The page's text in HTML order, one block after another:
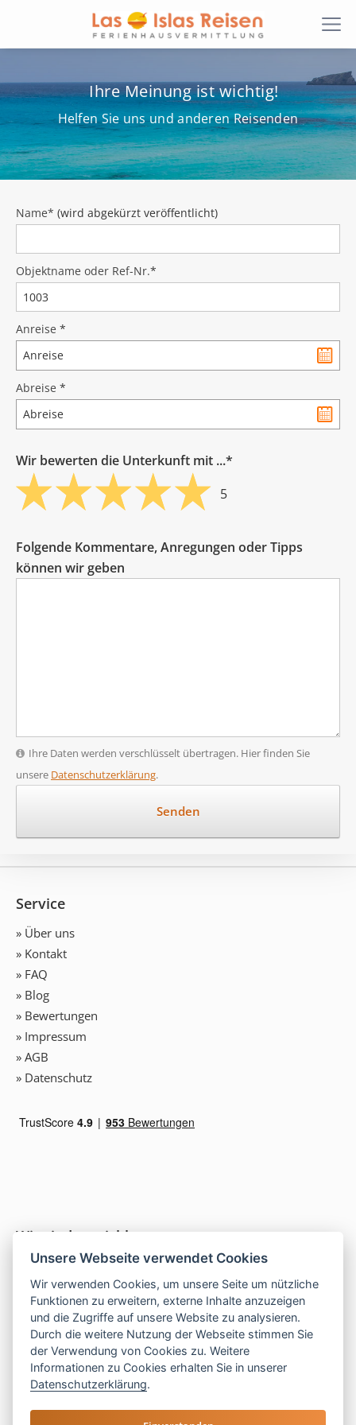
Ihre Meinung ist wichtig!
Helfen Sie uns und anderen Reisenden
Name* (wird abgekürzt veröffentlicht)
Objektname oder Ref-Nr.*
Anreise *
Abreise *
Wir bewerten die Unterkunft mit ...*
5
Folgende Kommentare, Anregungen oder Tipps
können wir geben
Ihre Daten werden verschlüsselt übertragen. Hier finden Sie
unsere Datenschutzerklärung.
Service
» Über uns
» Kontakt
» FAQ
» Blog
» Bewertungen
» Impressum
» AGB
» Datenschutz
Wir sind erreichbar
Telefon:
+49 (0) 5069 34 870
+49 (0) 5121 208 990
Telefon:05121 208 990
Unsere Webseite verwendet Cookies
Wir verwenden Cookies, um unsere Seite um nützliche
Funktionen zu erweitern, externe Inhalte anzuzeigen
und die Zugriffe auf unsere Website zu analysieren.
Durch die weitere Nutzung der Webseite stimmen Sie
der Verwendung von Cookies zu. Weitere
Informationen zu Cookies erhalten Sie in unserer
Datenschutzerklärung.